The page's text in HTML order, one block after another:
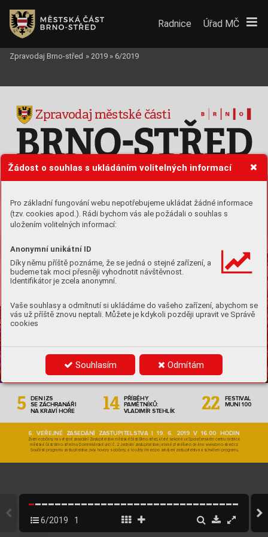
Žádost o souhlas s ukládáním volitelných informací
Pro základní fungování webu nepotřebujeme ukládat žádné informace
(tzv. cookies apod.). Rádi bychom vás ale požádali o souhlas s
uložením volitelných informací:
Anonymní unikátní ID
Díky němu příště poznáme, že se jedná o stejné zařízení, a
budeme tak moci přesněji vyhodnotit návštěvnost.
Identifikátor je zcela anonymní.
Vaše souhlasy a odmítnutí si ukládáme do vašeho zařízení, abychom se
vás už příště znovu neptali. Můžete je kdykoli později upravit ve Správě
cookies
Souhlasím Odmítám
Zpravodaj městské části
ČÍSLO 6| ČERVEN 2019| ROČNÍK XXVIII| Vydává statutární město Brno, městská část Brno-střed
PO ÁNÍ
NA ZELNÝ TRH

DEN IZS
SE ZÁCHRANÁŘI
NA KRAVÍ HOŘE   FESTIVAL
MUNI 100
6. VEŘEJNÉ ZASEDÁNÍ ZASTUPITELSTVA | 19. 6. 2019 V 16.00 HODIN
Zveme občany na veřejné zasedání Zastupitelstva městské části Brno-střed, které se koná ve Společenském centru radnice
městské části Brno-střed na Dominikánské ulici č. 2. Jednání zastupitelstva je také přenášeno on-line: www.brno-stred.cz.
Součástí programu zastupitelstva jsou hovory s občany, a to vždy ihned po zahájení zastupitelstva a schválení programu.
PŘÍBĚHY
PAMĚTNÍKŮ:
VLADIMÍR STEHLÍK
Radnice Úřad MČ
Zpravodaj Brno-střed » 2019 » 6/2019
6/2019 1